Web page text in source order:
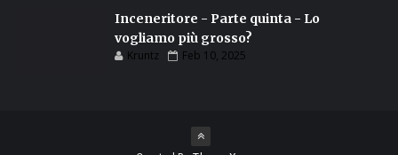
Inceneritore - Parte quinta - Lo
vogliamo più grosso?
Kruntz Feb 10, 2025